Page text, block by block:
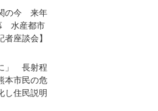
の今 来年
水産都市
座談会】
」 長射程
本市民の危
住民説明